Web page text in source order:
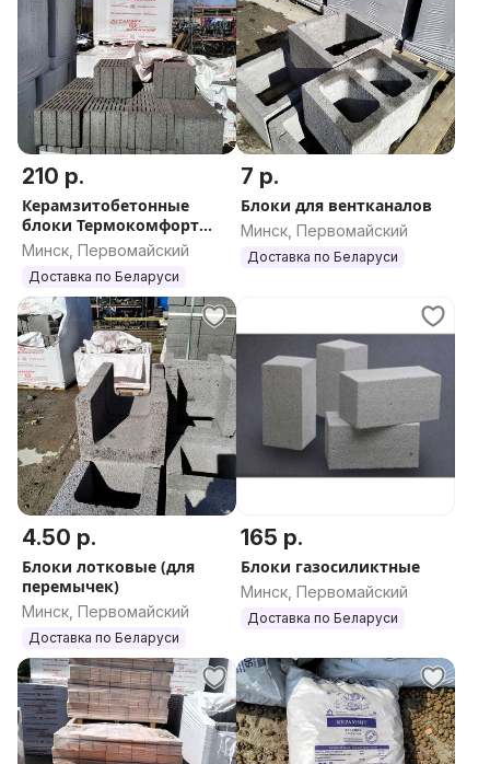
210 р.
Керамзитобетонные
блоки Термокомфорт
200, 300, 400, 500мм
Минск, Первомайский
Доставка по Беларуси
7 р.
Блоки для вентканалов
Минск, Первомайский
Доставка по Беларуси
4.50 р.
Блоки лотковые (для
перемычек)
Минск, Первомайский
Доставка по Беларуси
165 р.
Блоки газосиликтные
Минск, Первомайский
Доставка по Беларуси